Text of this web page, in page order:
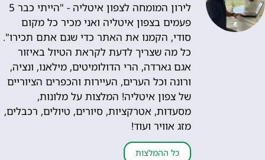
לירון המומחה לצפון איטליה - "הייתי כבר 5
פעמים בצפון איטליה ואני מכיר כל מקום
סודי, הקמנו את האתר כדי שגם אתם תכירו".
כל מה שצריך לדעת לקראת הטיול באיזור
אגם גארדה, הרי הדולומיטים, מילאנו, ונציה,
ורונה וכל הערים, העיירות והכפרים הציוריים
של צפון איטליה! המלצות על מלונות,
מסעדות, אטרקציות, סיורים, טיולים, רכבלים,
מזג אוויר ועוד!
כל ההמלצות